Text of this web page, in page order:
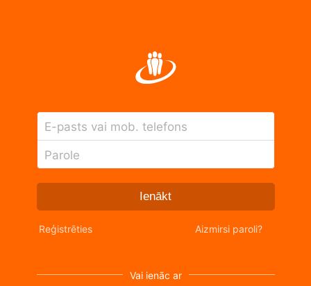
E-pasts vai mob. telefons
Parole
Ienākt
Reģistrēties Aizmirsi paroli?
Vai ienāc ar